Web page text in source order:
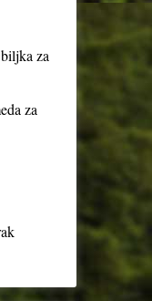
za
za